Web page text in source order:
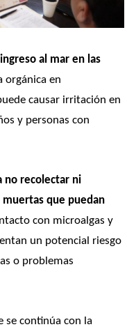
al mar en las
orgánica en
causar irritación en
y personas con
no recolectar ni
muertas que puedan
con microalgas y
un potencial riesgo
o problemas
se continúa con la